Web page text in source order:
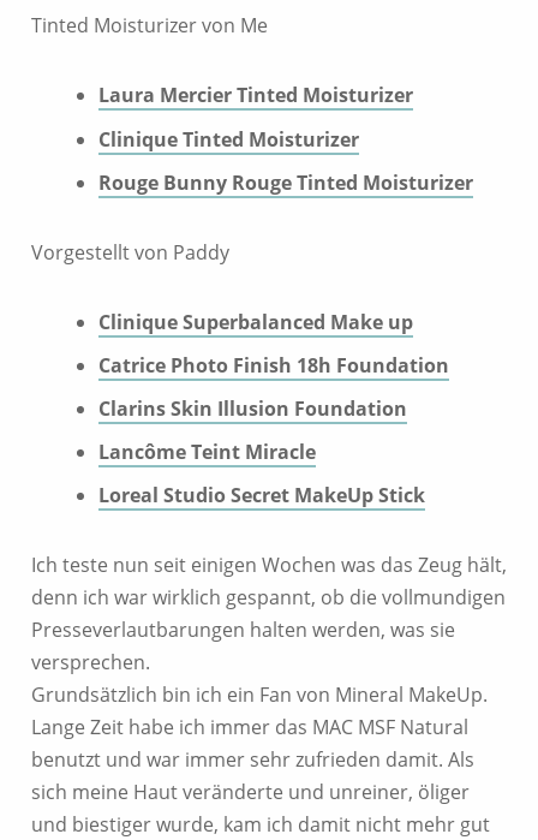
Tinted Moisturizer von Me
Laura Mercier Tinted Moisturizer
Clinique Tinted Moisturizer
Rouge Bunny Rouge Tinted Moisturizer
Vorgestellt von Paddy
Clinique Superbalanced Make up
Catrice Photo Finish 18h Foundation
Clarins Skin Illusion Foundation
Lancôme Teint Miracle
Loreal Studio Secret MakeUp Stick
Ich teste nun seit einigen Wochen was das Zeug hält,
denn ich war wirklich gespannt, ob die vollmundigen
Presseverlautbarungen halten werden, was sie
versprechen.
Grundsätzlich bin ich ein Fan von Mineral MakeUp.
Lange Zeit habe ich immer das MAC MSF Natural
benutzt und war immer sehr zufrieden damit. Als
sich meine Haut veränderte und unreiner, öliger
und biestiger wurde, kam ich damit nicht mehr gut